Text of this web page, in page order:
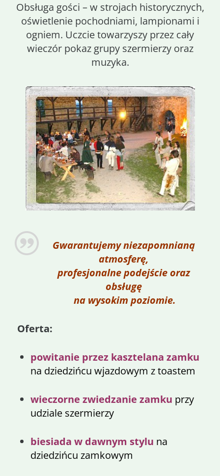
Obsługa gości – w strojach historycznych,
oświetlenie pochodniami, lampionami i
ogniem. Uczcie towarzyszy przez cały
wieczór pokaz grupy szermierzy oraz
muzyka.
Gwarantujemy niezapomnianą
atmosferę,
profesjonalne podejście oraz
obsługę
na wysokim poziomie.
Oferta:
powitanie przez kasztelana zamku
na dziedzińcu wjazdowym z toastem
wieczorne zwiedzanie zamku przy
udziale szermierzy
biesiada w dawnym stylu na
dziedzińcu zamkowym